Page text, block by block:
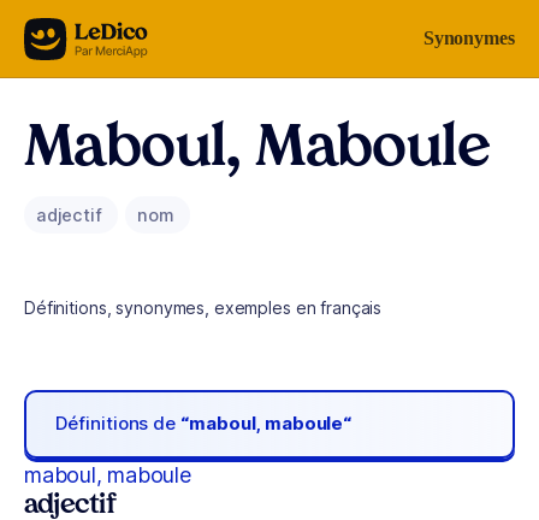
Aller au contenu Synonymes
Maboul, Maboule
adjectif nom
Définitions, synonymes, exemples en français
Définitions de “maboul, maboule“
maboul, maboule
adjectif